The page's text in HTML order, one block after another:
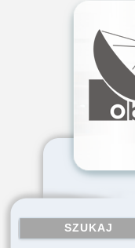
SZUKAJ